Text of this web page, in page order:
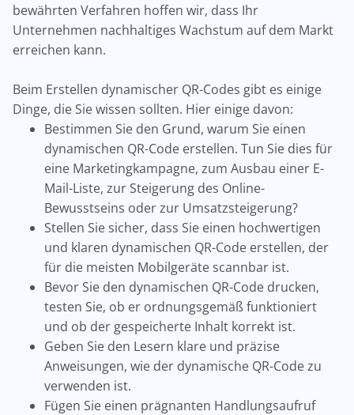
bewährten Verfahren hoffen wir, dass Ihr
Unternehmen nachhaltiges Wachstum auf dem Markt
erreichen kann.
Beim Erstellen dynamischer QR-Codes gibt es einige
Dinge, die Sie wissen sollten. Hier einige davon:
Bestimmen Sie den Grund, warum Sie einen
dynamischen QR-Code erstellen. Tun Sie dies für
eine Marketingkampagne, zum Ausbau einer E-
Mail-Liste, zur Steigerung des Online-
Bewusstseins oder zur Umsatzsteigerung?
Stellen Sie sicher, dass Sie einen hochwertigen
und klaren dynamischen QR-Code erstellen, der
für die meisten Mobilgeräte scannbar ist.
Bevor Sie den dynamischen QR-Code drucken,
testen Sie, ob er ordnungsgemäß funktioniert
und ob der gespeicherte Inhalt korrekt ist.
Geben Sie den Lesern klare und präzise
Anweisungen, wie der dynamische QR-Code zu
verwenden ist.
Fügen Sie einen prägnanten Handlungsaufruf